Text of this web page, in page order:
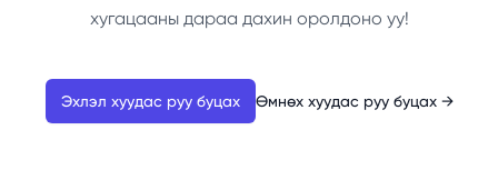
хугацааны дараа дахин оролдоно уу!
Эхлэл хуудас руу буцах Өмнөх хуудас руу буцах →